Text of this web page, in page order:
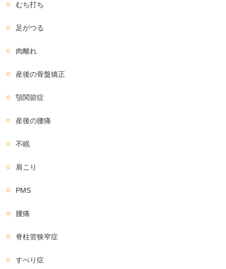
むち打ち
足がつる
肉離れ
産後の骨盤矯正
顎関節症
産後の腰痛
不眠
肩こり
PMS
腰痛
脊柱管狭窄症
すべり症